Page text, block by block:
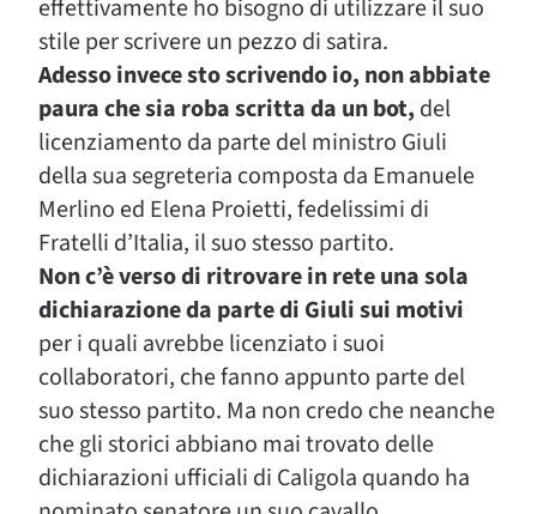
effettivamente ho bisogno di utilizzare il suo
stile per scrivere un pezzo di satira.
Adesso invece sto scrivendo io, non abbiate
paura che sia roba scritta da un bot, del
licenziamento da parte del ministro Giuli
della sua segreteria composta da Emanuele
Merlino ed Elena Proietti, fedelissimi di
Fratelli d’Italia, il suo stesso partito.
Non c’è verso di ritrovare in rete una sola
dichiarazione da parte di Giuli sui motivi
per i quali avrebbe licenziato i suoi
collaboratori, che fanno appunto parte del
suo stesso partito. Ma non credo che neanche
che gli storici abbiano mai trovato delle
dichiarazioni ufficiali di Caligola quando ha